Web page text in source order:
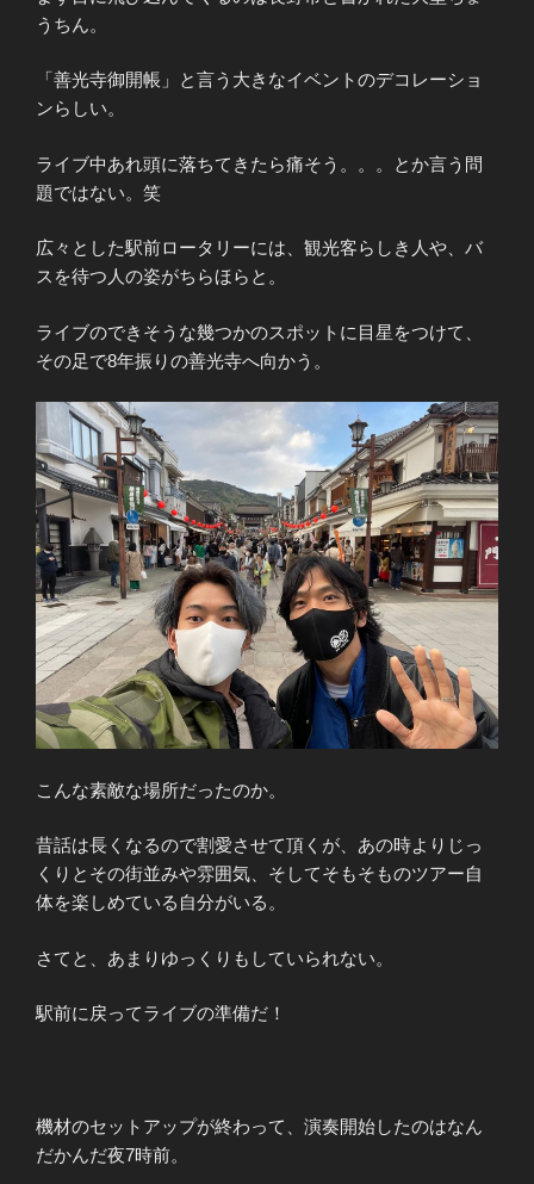
うちん。
「善光寺御開帳」と言う大きなイベントのデコレーショ
ンらしい。
ライブ中あれ頭に落ちてきたら痛そう。。。とか言う問
題ではない。笑
広々とした駅前ロータリーには、観光客らしき人や、バ
スを待つ人の姿がちらほらと。
ライブのできそうな幾つかのスポットに目星をつけて、
その足で8年振りの善光寺へ向かう。
こんな素敵な場所だったのか。
昔話は長くなるので割愛させて頂くが、あの時よりじっ
くりとその街並みや雰囲気、そしてそもそものツアー自
体を楽しめている自分がいる。
さてと、あまりゆっくりもしていられない。
駅前に戻ってライブの準備だ！
機材のセットアップが終わって、演奏開始したのはなん
だかんだ夜7時前。